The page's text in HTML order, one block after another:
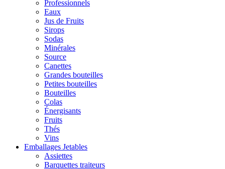
Professionnels
Eaux
Jus de Fruits
Sirops
Sodas
Minérales
Source
Canettes
Grandes bouteilles
Petites bouteilles
Bouteilles
Colas
Énergisants
Fruits
Thés
Vins
Emballages Jetables
Assiettes
Barquettes traiteurs